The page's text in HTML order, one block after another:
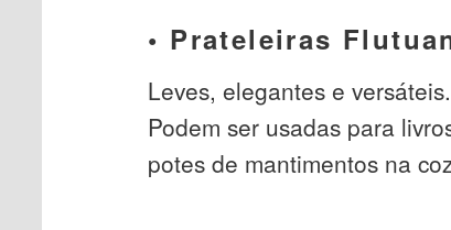
• Prateleiras
Leves, elegantes e versáteis.
Podem ser usadas para
potes de mantimentos na